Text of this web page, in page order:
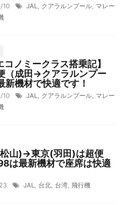
10 JAL クアラルンプール マレー
コノミークラス搭乗記】
（成田→クアラルンプー
新機材で快適です！
10 JAL クアラルンプール マレー
松山)→東京(羽田)は超便
は最新機材で座席は快適
JAL 台北 台湾 飛行機